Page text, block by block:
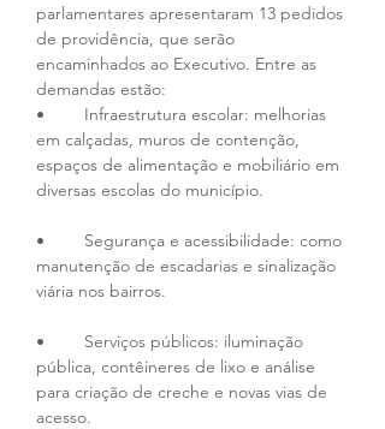
parlamentares apresentaram 13 pedidos
de providência, que serão
encaminhados ao Executivo. Entre as
demandas estão:
•	Infraestrutura escolar: melhorias
em calçadas, muros de contenção,
espaços de alimentação e mobiliário em
diversas escolas do município.
•	Segurança e acessibilidade: como
manutenção de escadarias e sinalização
viária nos bairros.
•	Serviços públicos: iluminação
pública, contêineres de lixo e análise
para criação de creche e novas vias de
acesso.